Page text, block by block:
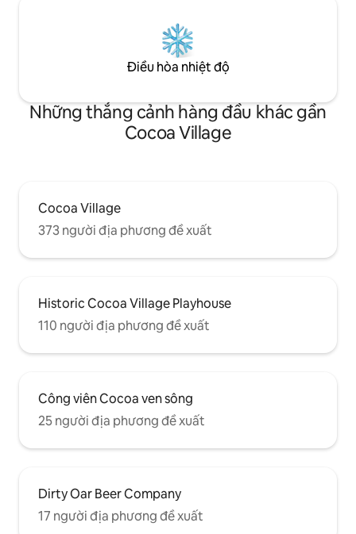
Điều hòa nhiệt độ
Những thắng cảnh hàng đầu khác gần
Cocoa Village
Cocoa Village
373 người địa phương đề xuất
Historic Cocoa Village Playhouse
110 người địa phương đề xuất
Công viên Cocoa ven sông
25 người địa phương đề xuất
Dirty Oar Beer Company
17 người địa phương đề xuất